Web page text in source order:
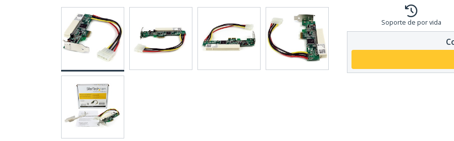
Soporte de por vida